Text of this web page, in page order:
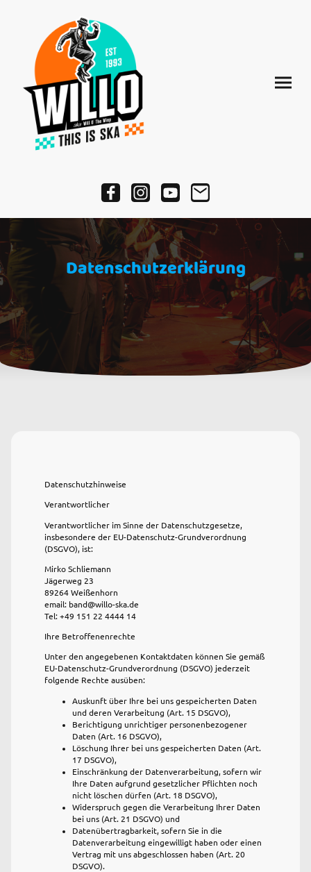
Datenschutzerklärung
Datenschutzhinweise
Verantwortlicher
Verantwortlicher im Sinne der Datenschutzgesetze,
insbesondere der EU-Datenschutz-Grundverordnung
(DSGVO), ist:
Mirko Schliemann
Jägerweg 23
89264 Weißenhorn
email: band@willo-ska.de
Tel: +49 151 22 4444 14
Ihre Betroffenenrechte
Unter den angegebenen Kontaktdaten können Sie gemäß
EU-Datenschutz-Grundverordnung (DSGVO) jederzeit
folgende Rechte ausüben:
Auskunft über Ihre bei uns gespeicherten Daten
und deren Verarbeitung (Art. 15 DSGVO),
Berichtigung unrichtiger personenbezogener
Daten (Art. 16 DSGVO),
Löschung Ihrer bei uns gespeicherten Daten (Art.
17 DSGVO),
Einschränkung der Datenverarbeitung, sofern wir
Ihre Daten aufgrund gesetzlicher Pflichten noch
nicht löschen dürfen (Art. 18 DSGVO),
Widerspruch gegen die Verarbeitung Ihrer Daten
bei uns (Art. 21 DSGVO) und
Datenübertragbarkeit, sofern Sie in die
Datenverarbeitung eingewilligt haben oder einen
Vertrag mit uns abgeschlossen haben (Art. 20
DSGVO).